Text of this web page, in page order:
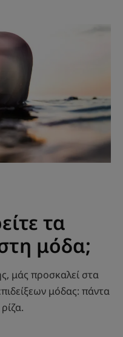
τα
μόδα;
μάς προσκαλεί στα
μόδας: πάντα